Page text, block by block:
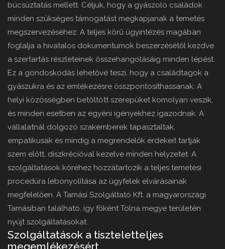
búcsúztatás mellett. Céljuk, hogy a gyászoló családok
minden szükséges támogatást megkapjanak a temetés
megszervezéséhez. A teljes körű ügyintézés magában
foglalja a hivatalos dokumentumok beszerzésétől kezdve
a szertartás részleteinek összehangolásáig minden lépést.
Ez a gondoskodás lehetővé teszi, hogy a családtagok a
gyászukra és az emlékezésre összpontosíthassanak. A
helyi közösségben betöltött szerepüket komolyan veszik,
és minden esetben az egyéni igényekhez igazodnak. A
vállalatnál dolgozó szakemberek tapasztaltak,
empatikusak és mindig a megrendelők érdekeit tartják
szem előtt, diszkrécióval kezelve minden helyzetet. A
szolgáltatások köréhez hozzátartozik a teljes temetési
procedúra lebonyolítása az ügyfelek elvárásainak
megfelelően. A Tamási Szolgáltató Kft. a magyarországi
Tamásiban található, így főként Tolna megye területén
nyújt szolgáltatásokat.
Szolgáltatások a tiszteletteljes
megemlékezésért